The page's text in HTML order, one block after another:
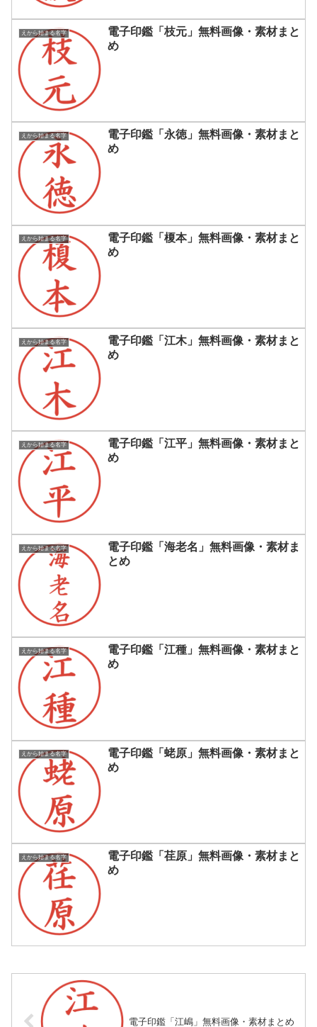
えから始まる名字
電子印鑑「枝元」無料画像・素材まと
め
えから始まる名字
電子印鑑「永徳」無料画像・素材まと
め
えから始まる名字
電子印鑑「榎本」無料画像・素材まと
め
えから始まる名字
電子印鑑「江木」無料画像・素材まと
め
えから始まる名字
電子印鑑「江平」無料画像・素材まと
め
えから始まる名字
電子印鑑「海老名」無料画像・素材ま
とめ
えから始まる名字
電子印鑑「江種」無料画像・素材まと
め
えから始まる名字
電子印鑑「蛯原」無料画像・素材まと
め
えから始まる名字
電子印鑑「荏原」無料画像・素材まと
め
電子印鑑「江嶋」無料画像・素材まとめ